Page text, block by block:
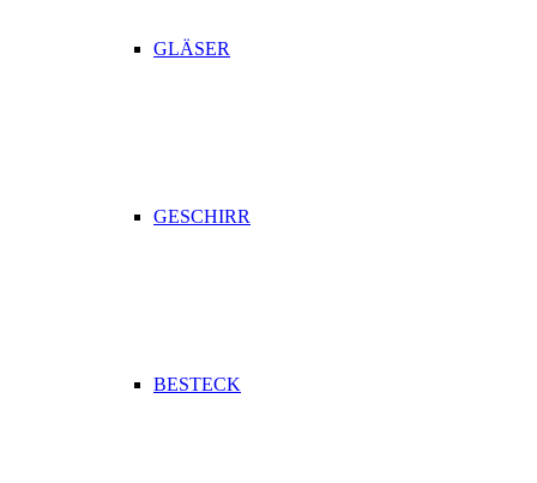
GLÄSER
GESCHIRR
BESTECK